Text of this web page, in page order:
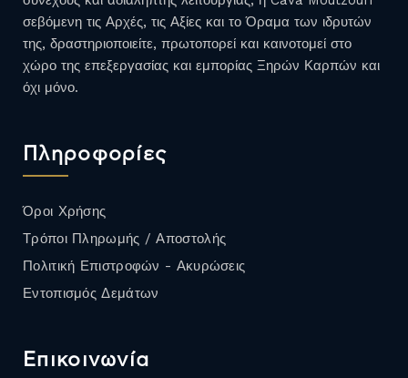
σεβόμενη τις Αρχές, τις Αξίες και το Όραμα των ιδρυτών
της, δραστηριοποιείτε, πρωτοπορεί και καινοτομεί στο
χώρο της επεξεργασίας και εμπορίας Ξηρών Καρπών και
όχι μόνο.
Πληροφορίες
Όροι Χρήσης
Τρόποι Πληρωμής / Αποστολής
Πολιτική Επιστροφών - Ακυρώσεις
Εντοπισμός Δεμάτων
Επικοινωνία